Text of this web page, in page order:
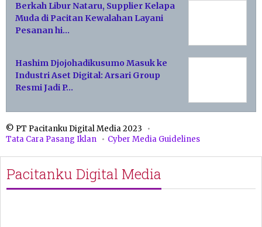
Berkah Libur Nataru, Supplier Kelapa
Muda di Pacitan Kewalahan Layani
Pesanan hi…
Hashim Djojohadikusumo Masuk ke
Industri Aset Digital: Arsari Group
Resmi Jadi P…
© PT Pacitanku Digital Media 2023
Tata Cara Pasang Iklan
Cyber Media Guidelines
Pacitanku Digital Media